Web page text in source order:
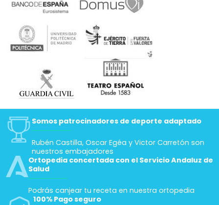
Somos patrocinadores de deporte adaptado
Rubén Castilla, Oscar Egéa y Victor Carretón son
nuestros embajadores
Ortopedia concertada con el Servicio Andaluz de
Salud
Podrás canjear tu receta en nuestra ortopedia
100% Pago seguro